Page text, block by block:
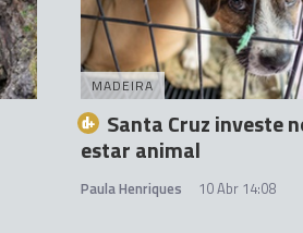
MADEIRA
Santa Cruz investe
estar animal
Paula Henriques 10 Abr 14:08